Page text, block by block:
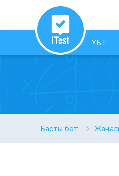
ҰБТ
Басты бет